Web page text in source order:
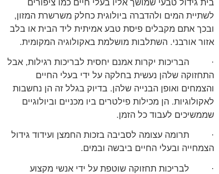
בית גידול טבעי שמושך אליו בעלי חיים כמו ציפורים
לשתיית המים ולהדברה ביולוגית כחלק משרשרת המזון,
ובכך אתם מקבלים פיסת טבע אמיתית ליד הבית או בלב
אזור אורבני. השתלבות מושלמת באקולוגיה המקומית.
· הבריכות יקרות אמנם יחסית לבריכות רגילות, אבל
התחזוקה שלהן נעשית בחלקה על ידי בעלי החיים
והצמחים ואופן הבנייה שלהן. בדיוק בגלל זה הן נחשבות
לאקולוגיות. הן מכילות פילטרים ביו מכניים וביולוגיים
שממשיכים לעבוד כל הזמן.
· תרומה עצומה לסביבה בזכות החמצן ועידוד גידול
הצמחייה ובעלי החיים ביבשה ובמים.
· לבריכות תחזוקה שוטפת על ידי אנשי מקצוע